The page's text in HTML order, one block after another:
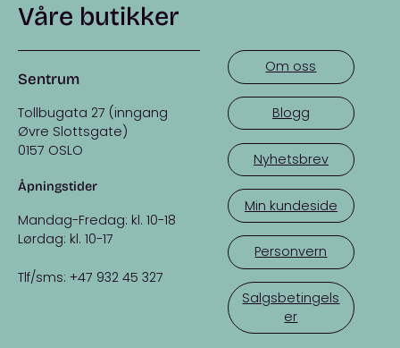
Våre butikker
Sentrum
Tollbugata 27 (inngang
Øvre Slottsgate)
0157 OSLO
Åpningstider
Mandag-Fredag: kl. 10-18
Lørdag: kl. 10-17
Tlf/sms: +47 932 45 327
Om oss
Blogg
Nyhetsbrev
Min kundeside
Personvern
Salgsbetingels
er